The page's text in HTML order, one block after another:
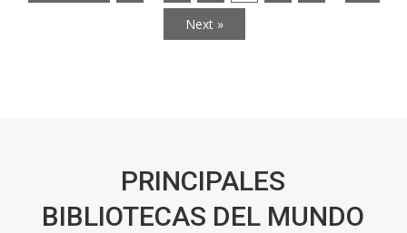
Next »
PRINCIPALES
BIBLIOTECAS DEL MUNDO